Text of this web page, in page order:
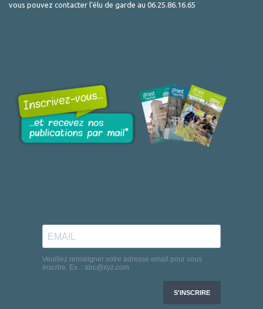
vous pouvez contacter l’élu de garde au 06.25.86.16.65